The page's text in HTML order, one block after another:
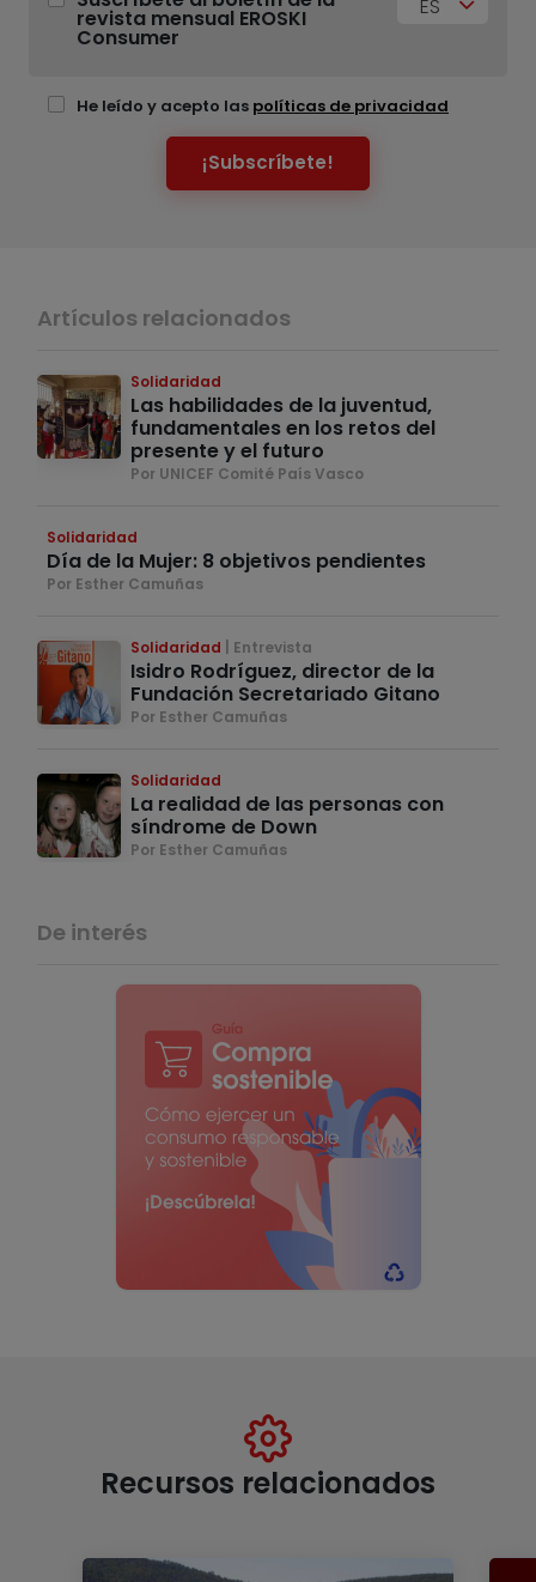
revista mensual EROSKI
Consumer
ES
He leído y acepto las políticas de privacidad
¡Subscríbete!
Artículos relacionados
Solidaridad
Las habilidades de la juventud,
fundamentales en los retos del
presente y el futuro
Por UNICEF Comité País Vasco
Solidaridad
Día de la Mujer: 8 objetivos pendientes
Por Esther Camuñas
Solidaridad Entrevista
Isidro Rodríguez, director de la
Fundación Secretariado Gitano
Por Esther Camuñas
Solidaridad
La realidad de las personas con
síndrome de Down
Por Esther Camuñas
De interés
Recursos relacionados